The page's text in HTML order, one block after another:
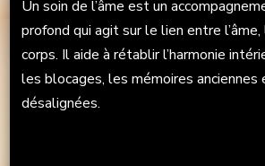
Un soin de l’âme est un
profond qui agit sur le lien entre
corps. Il aide à rétablir l’harmonie
les blocages, les mémoires
désalignées.